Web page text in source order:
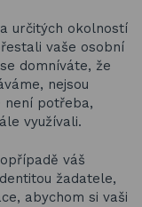
určitých okolností
vaše osobní
domníváte, že
nejsou
není potřeba,
využívali.
váš
žadatele,
abychom si vaši